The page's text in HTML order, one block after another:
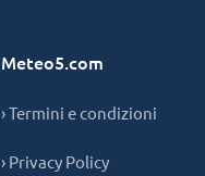
Meteo5.com
› Termini e condizioni
› Privacy Policy